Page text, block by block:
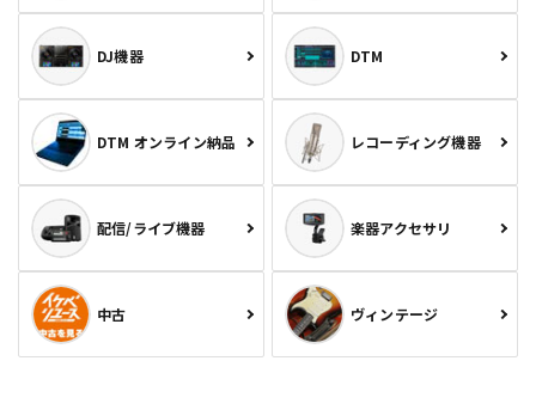
DJ機器 DTM
DTM オンライン納品 レコーディング機器
配信/ライブ機器 楽器アクセサリ
中古 ヴィンテージ